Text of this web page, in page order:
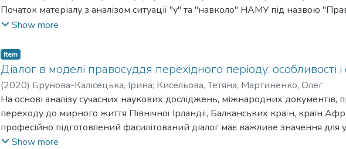
Початок матеріалу з аналізом ситуації "у" та "навколо" НАМУ під назвою
січні 2017 р. (після невдалої стратсесії у грудні 2016 р. та на базі зібраних на
Продовжено написання у 2019 році, коли з’явились нові виклики та
публікацію, а як історію очима тих, хто був усередині всіх подій, та як
правильний шлях, та щоб не забулось, як було насправді.
Show more
Item
Діалог в моделі правосуддя перехідного періоду: особливості і
(2020) Брунова-Калісецька, Ірина; Кисельова, Тетяна; Мартиненко, Олег
На основі аналізу сучасних наукових досліджень, міжнародних документів,
переходу до мирного життя Північної Ірландії, Балканських країн, країн
професійно підготовлений фасилітований діалог має важливе значення для
й імплементації моделі перехідного правосуддя і має бути інтегрованим в
Show more